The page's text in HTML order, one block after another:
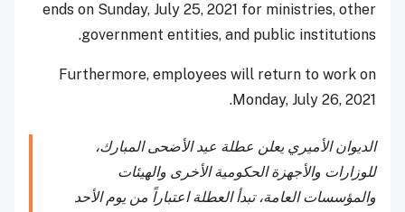
ends on Sunday, July 25, 2021 for ministries, other
government entities, and public institutions.
Furthermore, employees will return to work on
Monday, July 26, 2021.
الديوان الأميري يعلن عطلة عيد الأضحى المبارك،
للوزارات والأجهزة الحكومية الأخرى والهيئات
والمؤسسات العامة، تبدأ العطلة اعتباراً من يوم الأحد